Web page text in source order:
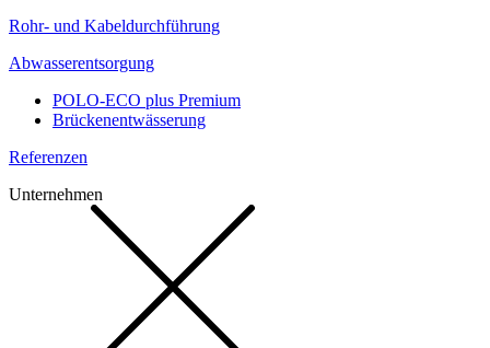
Rohr- und Kabeldurchführung
Abwasserentsorgung
POLO-ECO plus Premium
Brückenentwässerung
Referenzen
Unternehmen